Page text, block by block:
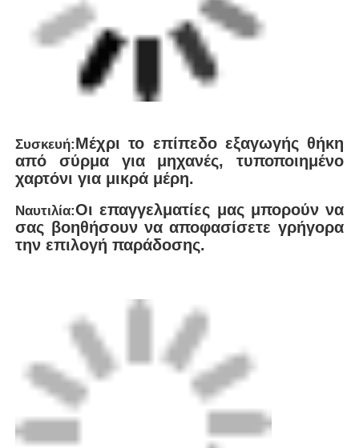
Η FEI είναι ηγετική καινοτομία στην παραγωγή
της εταιρείας είναι η εταιρεία που έχει
στρατηγική έδρα κοντά στη Σαγκάη,
Κίνα. Μεταφορές από την Ελλάδα και την
ΕλλάδαΩς τεχνολογική επιχείρηση που
ειδικεύεται σε πλαστικούς αγωγούςΗ εταιρεία
ενσωματώνει παγκόσμιες προηγμένες
τεχνολογίεςνα αναπτύσσει και να κατασκευάσει
μια ολοκληρωμένη γκάμα εξοπλισμού,